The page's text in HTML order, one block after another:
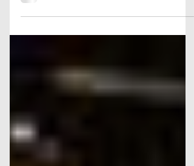
Puesta inspirada en Alejandra